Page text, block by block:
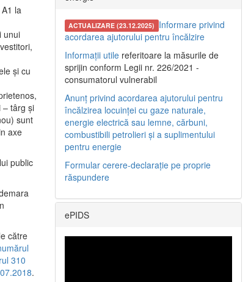
la
unui
şi cu
– târg şi
sunt
axe
public
către
310
.
ACTUALIZARE (23.12.2025) Informare privind
acordarea ajutorului pentru încălzire
Informații utile referitoare la măsurile de
sprijin conform Legii nr. 226/2021 -
consumatorul vulnerabil
Anunț privind acordarea ajutorului pentru
încălzirea locuinței cu gaze naturale,
energie electrică sau lemne, cărbuni,
combustibili petrolieri și a suplimentului
pentru energie
Formular cerere-declarație pe proprie
răspundere
ePIDS